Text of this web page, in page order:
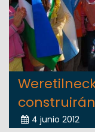
4 junio 2012